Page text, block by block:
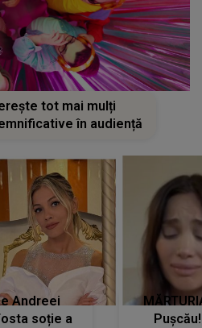
tot mai mulți
în audiență
Andreei
soție a